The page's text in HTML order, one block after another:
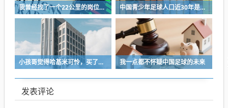
我曾经找了一个22公里的岗位，坚持了2个星期就坚持不下去了 中国青少年足球人口近30年是断崖式下降
小孩哥觉得哈基米可怜，买了火腿肠喂哈基米，结果哈基米直接叼走他的鹦鹉… 我一点都不怀疑中国足球的未来
发表评论